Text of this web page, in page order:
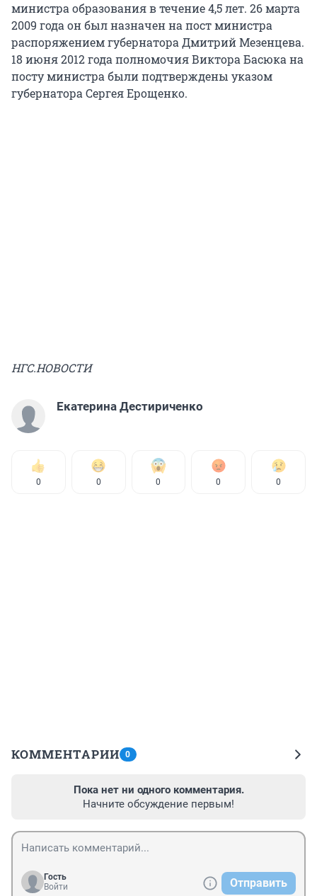
министра образования в течение 4,5 лет. 26 марта
2009 года он был назначен на пост министра
распоряжением губернатора Дмитрий Мезенцева.
18 июня 2012 года полномочия Виктора Басюка на
посту министра были подтверждены указом
губернатора Сергея Ерощенко.
НГС.НОВОСТИ
Екатерина Дестириченко
0 0 0 0 0
КОММЕНТАРИИ 0
Пока нет ни одного комментария.
Начните обсуждение первым!
Гость
Войти
Отправить